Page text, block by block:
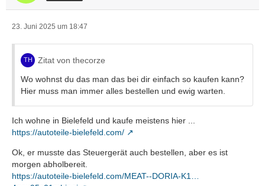
23. Juni 2025 um 18:47
Zitat von thecorze
Wo wohnst du das man das bei dir einfach so kaufen kann?
Hier muss man immer alles bestellen und ewig warten.
Ich wohne in Bielefeld und kaufe meistens hier ...
https://autoteile-bielefeld.com/
Ok, er musste das Steuergerät auch bestellen, aber es ist
morgen abholbereit.
https://autoteile-bielefeld.com/MEAT--DORIA-K1…